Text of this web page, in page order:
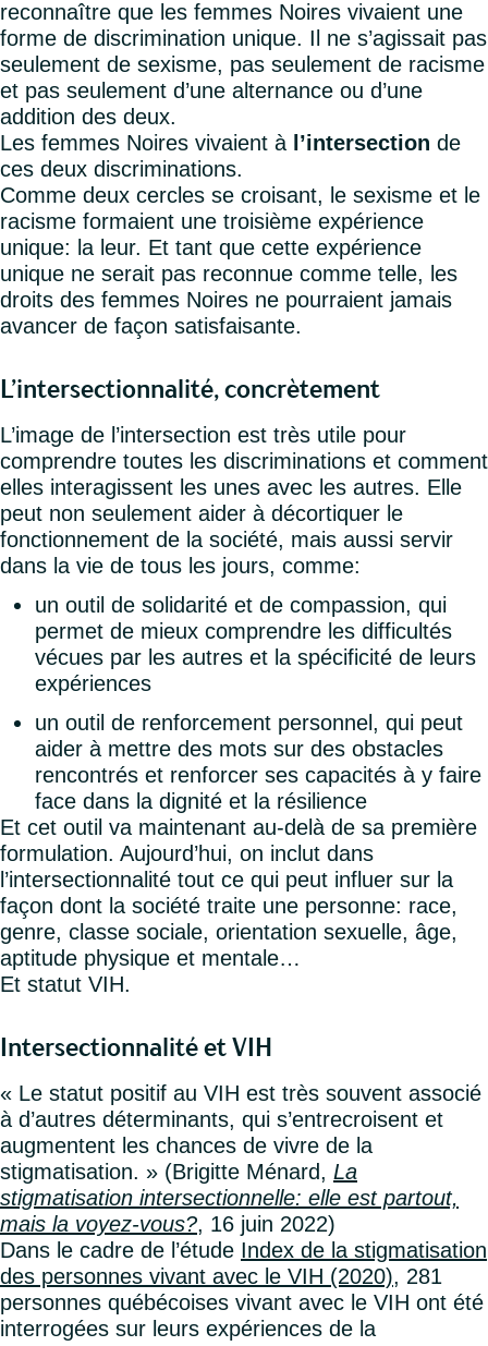
reconnaître que les femmes Noires vivaient une
forme de discrimination unique. Il ne s’agissait pas
seulement de sexisme, pas seulement de racisme
et pas seulement d’une alternance ou d’une
addition des deux.
Les femmes Noires vivaient à l’intersection de
ces deux discriminations.
Comme deux cercles se croisant, le sexisme et le
racisme formaient une troisième expérience
unique: la leur. Et tant que cette expérience
unique ne serait pas reconnue comme telle, les
droits des femmes Noires ne pourraient jamais
avancer de façon satisfaisante.
L’intersectionnalité, concrètement
L’image de l’intersection est très utile pour
comprendre toutes les discriminations et comment
elles interagissent les unes avec les autres. Elle
peut non seulement aider à décortiquer le
fonctionnement de la société, mais aussi servir
dans la vie de tous les jours, comme:
un outil de solidarité et de compassion, qui
permet de mieux comprendre les difficultés
vécues par les autres et la spécificité de leurs
expériences
un outil de renforcement personnel, qui peut
aider à mettre des mots sur des obstacles
rencontrés et renforcer ses capacités à y faire
face dans la dignité et la résilience
Et cet outil va maintenant au-delà de sa première
formulation. Aujourd’hui, on inclut dans
l’intersectionnalité tout ce qui peut influer sur la
façon dont la société traite une personne: race,
genre, classe sociale, orientation sexuelle, âge,
aptitude physique et mentale…
Et statut VIH.
Intersectionnalité et VIH
« Le statut positif au VIH est très souvent associé
à d’autres déterminants, qui s’entrecroisent et
augmentent les chances de vivre de la
stigmatisation. » (Brigitte Ménard, La
stigmatisation intersectionnelle: elle est partout,
mais la voyez-vous?, 16 juin 2022)
Dans le cadre de l’étude Index de la stigmatisation
des personnes vivant avec le VIH (2020), 281
personnes québécoises vivant avec le VIH ont été
interrogées sur leurs expériences de la